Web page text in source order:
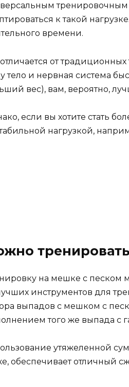
тренировочным
к такой
времени.
от
тело и нервная система
вес), вам, вероятно,
если вы хотите стать
нагрузкой,
на мешке с песком
инструментов для
выпадов с мешком с
того же выпада с
утяжеленной
обеспечивает отличный